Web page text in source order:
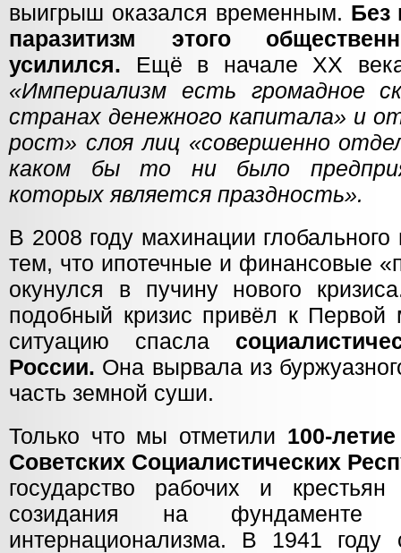
выигрыш оказался временным. Без
паразитизм этого
усилился. Ещё в начале XX
«Империализм есть громадное
странах денежного капитала» и
рост» слоя лиц «совершенно
каком бы то ни было
которых является праздность».
В 2008 году махинации
тем, что ипотечные и финансовые
окунулся в пучину нового
подобный кризис привёл к Первой
ситуацию спасла
России. Она вырвала из
часть земной суши.
Только что мы отметили 100-
Советских Социалистических
государство рабочих и
созидания на фундаменте
интернационализма. В 1941 году